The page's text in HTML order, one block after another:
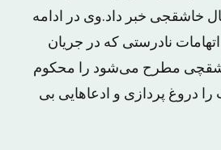
خاشقجی خبر داد.وی در ادامه
اتهامات نادرستی که در جریان
مطرح می‌شود را محکوم
را دروغ پردازی و ادعاهایی بی